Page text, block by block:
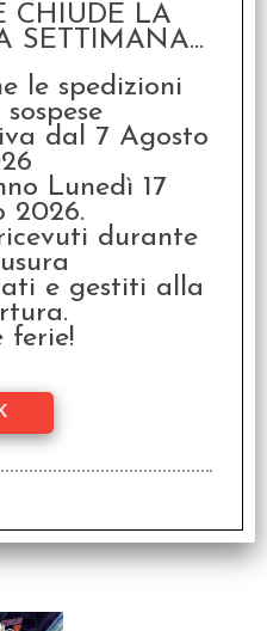
II Vol.6
dal
II Vol.7
Charles
questo
CHIUDE LA
SETTIMANA...
le spedizioni
dal 7 Agosto
Lunedì 17
2026.
durante
e gestiti alla
ferie!